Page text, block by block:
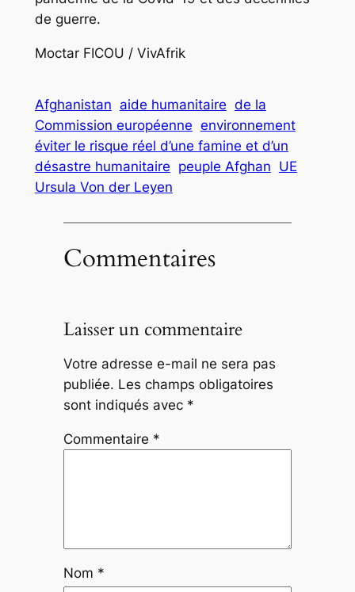
de guerre.
Moctar FICOU / VivAfrik
Afghanistan aide humanitaire de la
Commission européenne environnement
éviter le risque réel d’une famine et d’un
désastre humanitaire peuple Afghan UE
Ursula Von der Leyen
Commentaires
Laisser un commentaire
Votre adresse e-mail ne sera pas
publiée. Les champs obligatoires
sont indiqués avec *
Commentaire *
Nom *